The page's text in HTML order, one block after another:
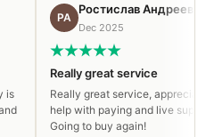
РА
Ростислав Андреев
Dec 2025
Really great service
Really great service, appreciate
help with paying and live support!
Going to buy again!